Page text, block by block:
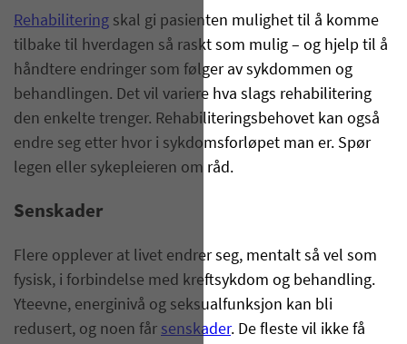
Rehabilitering skal gi pasienten mulighet til å komme
tilbake til hverdagen så raskt som mulig – og hjelp til å
håndtere endringer som følger av sykdommen og
behandlingen. Det vil variere hva slags rehabilitering
den enkelte trenger. Rehabiliteringsbehovet kan også
endre seg etter hvor i sykdomsforløpet man er. Spør
legen eller sykepleieren om råd.
Senskader
Flere opplever at livet endrer seg, mentalt så vel som
fysisk, i forbindelse med kreftsykdom og behandling.
Yteevne, energinivå og seksualfunksjon kan bli
redusert, og noen får senskader. De fleste vil ikke få